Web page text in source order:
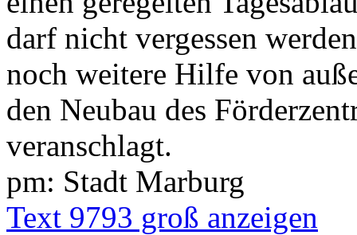
darf nicht vergessen
noch weitere Hilfe von
den Neubau des
veranschlagt.
pm: Stadt Marburg
Text 9793 groß anzeigen